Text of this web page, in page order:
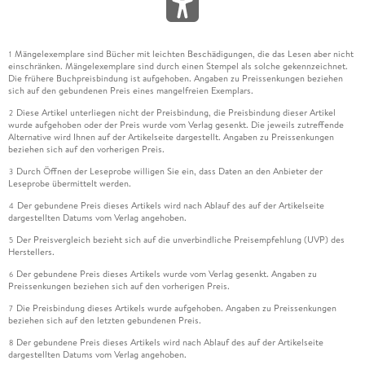
1 Mängelexemplare sind Bücher mit leichten Beschädigungen, die das Lesen aber nicht
einschränken. Mängelexemplare sind durch einen Stempel als solche gekennzeichnet.
Die frühere Buchpreisbindung ist aufgehoben. Angaben zu Preissenkungen beziehen
sich auf den gebundenen Preis eines mangelfreien Exemplars.
2 Diese Artikel unterliegen nicht der Preisbindung, die Preisbindung dieser Artikel
wurde aufgehoben oder der Preis wurde vom Verlag gesenkt. Die jeweils zutreffende
Alternative wird Ihnen auf der Artikelseite dargestellt. Angaben zu Preissenkungen
beziehen sich auf den vorherigen Preis.
3 Durch Öffnen der Leseprobe willigen Sie ein, dass Daten an den Anbieter der
Leseprobe übermittelt werden.
4 Der gebundene Preis dieses Artikels wird nach Ablauf des auf der Artikelseite
dargestellten Datums vom Verlag angehoben.
5 Der Preisvergleich bezieht sich auf die unverbindliche Preisempfehlung (UVP) des
Herstellers.
6 Der gebundene Preis dieses Artikels wurde vom Verlag gesenkt. Angaben zu
Preissenkungen beziehen sich auf den vorherigen Preis.
7 Die Preisbindung dieses Artikels wurde aufgehoben. Angaben zu Preissenkungen
beziehen sich auf den letzten gebundenen Preis.
8 Der gebundene Preis dieses Artikels wird nach Ablauf des auf der Artikelseite
dargestellten Datums vom Verlag angehoben.